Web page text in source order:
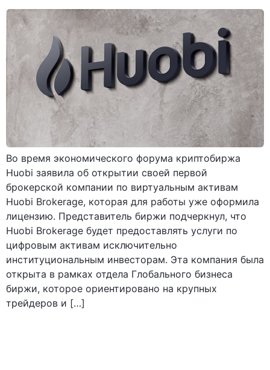
Во время экономического форума криптобиржа
Huobi заявила об открытии своей первой
брокерской компании по виртуальным активам
Huobi Brokerage, которая для работы уже оформила
лицензию. Представитель биржи подчеркнул, что
Huobi Brokerage будет предоставлять услуги по
цифровым активам исключительно
институциональным инвесторам. Эта компания была
открыта в рамках отдела Глобального бизнеса
биржи, которое ориентировано на крупных
трейдеров и […]